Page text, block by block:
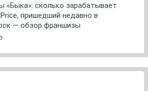
«Быка»: сколько зарабатывает
пришедший недавно в
— обзор франшизы